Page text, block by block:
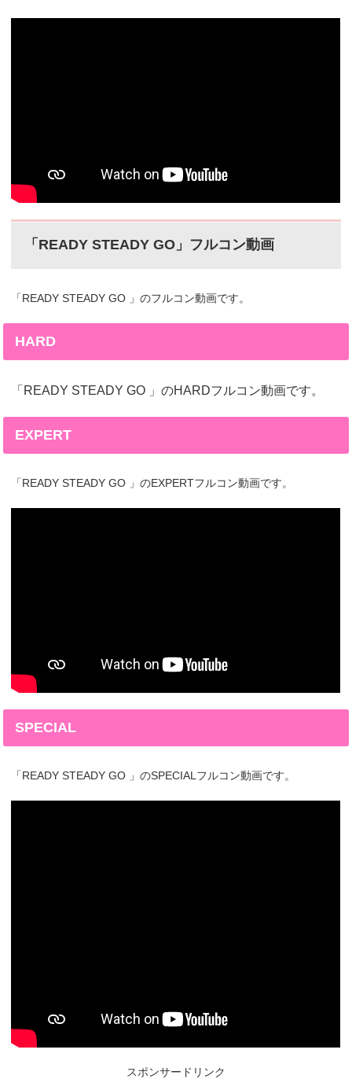
「READY STEADY GO」フルコン動画
「READY STEADY GO 」のフルコン動画です。
HARD
「READY STEADY GO 」のHARDフルコン動画です。
EXPERT
「READY STEADY GO 」のEXPERTフルコン動画です。
SPECIAL
「READY STEADY GO 」のSPECIALフルコン動画です。
スポンサードリンク